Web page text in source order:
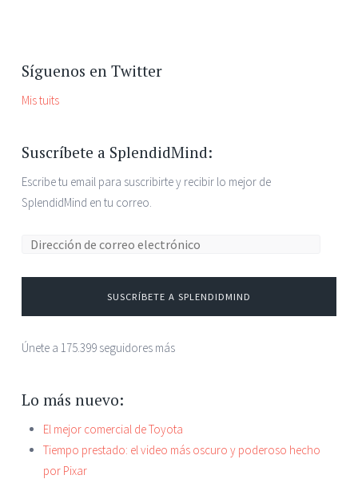
Síguenos en Twitter
Mis tuits
Suscríbete a SplendidMind:
Escribe tu email para suscribirte y recibir lo mejor de
SplendidMind en tu correo.
SUSCRÍBETE A SPLENDIDMIND
Únete a 175.399 seguidores más
Lo más nuevo:
El mejor comercial de Toyota
Tiempo prestado: el video más oscuro y poderoso hecho
por Pixar